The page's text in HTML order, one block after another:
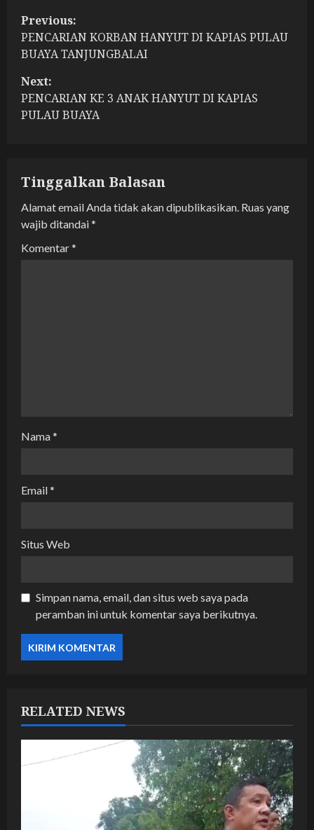
P
o
s
t
v
i
g
Previous:
PENCARIAN KORBAN HANYUT DI KAPIAS PULAU
BUAYA TANJUNGBALAI
Next:
PENCARIAN KE 3 ANAK HANYUT DI KAPIAS
PULAU BUAYA
Tinggalkan Balasan
Alamat email Anda tidak akan dipublikasikan. Ruas yang
wajib ditandai*
Komentar*
Nama*
Email*
Situs Web
Simpan nama, email, dan situs web saya pada
peramban ini untuk komentar saya berikutnya.
RELATED NEWS